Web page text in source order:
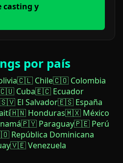
casting y
por país
🇨🇱 Chile🇨🇴 Colombia
Cuba🇪🇨 Ecuador
🇸🇻 El Salvador🇪🇸 España
🇭🇳 Honduras🇲🇽 México
🇵🇾 Paraguay🇵🇪 Perú
República Dominicana
🇻🇪 Venezuela